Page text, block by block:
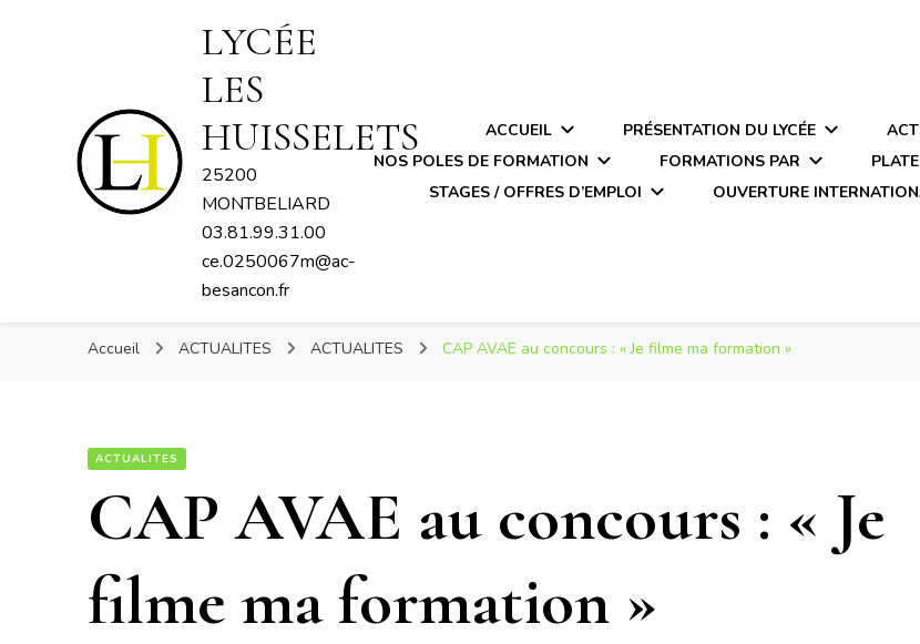
LYCÉE
LES
HUISSELETS
25200
MONTBELIARD
03.81.99.31.00
ce.0250067m@ac-
besancon.fr
ACCUEIL PRÉSENTATION DU LYCÉE
NOS POLES DE FORMATION
FORMATIONS PAR
STAGES / OFFRES D’EMPLOI
OUVERTURE
Accueil ACTUALITES ACTUALITES CAP AVAE au concours : « Je filme ma formation »
ACTUALITES
CAP AVAE au concours : « Je
filme ma formation »